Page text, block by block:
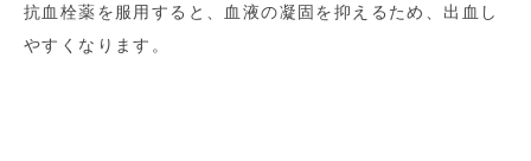
抗血栓薬を服用すると、血液の凝固を抑えるため、出血し
やすくなります。